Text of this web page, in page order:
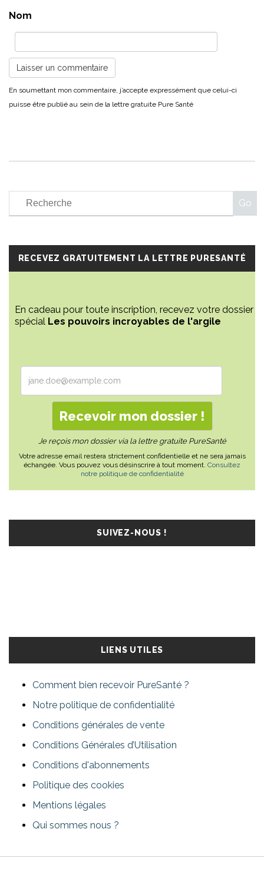
Nom
RECEVEZ GRATUITEMENT LA LETTRE PURESANTÉ
En cadeau pour toute inscription, recevez votre dossier
spécial Les pouvoirs incroyables de l'argile
Je reçois mon dossier via la lettre gratuite PureSanté
Votre adresse email restera strictement confidentielle et ne sera jamais
échangée. Vous pouvez vous désinscrire à tout moment. Consultez
notre politique de confidentialité
SUIVEZ-NOUS !
LIENS UTILES
Comment bien recevoir PureSanté ?
Notre politique de confidentialité
Conditions générales de vente
Conditions Générales d’Utilisation
Conditions d'abonnements
Politique des cookies
Mentions légales
Qui sommes nous ?